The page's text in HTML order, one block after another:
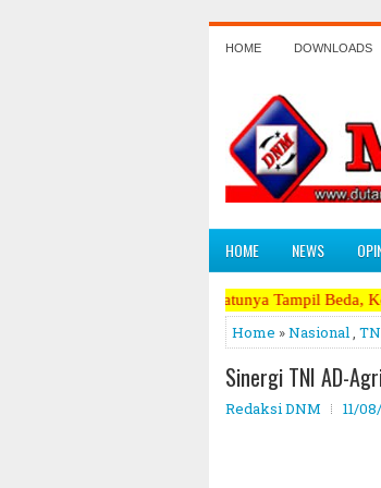
HOME DOWNLOADS
HOME NEWS
Satu - Satunya Tampil Beda, Koran Politik
Home »Nasional,
Sinergi TNI AD-
Redaksi DNM 11/